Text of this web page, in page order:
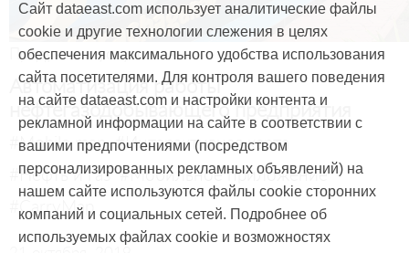
Продукты и услуги
Автоматизация работы
нефтегазодобывающего предприятия
#Mobile map #Интерактивная карта
#Нефть и газ #Мобильное приложение
#CarryMap
Сайт dataeast.com использует аналитические файлы
cookie и другие технологии слежения в целях
обеспечения максимального удобства использования
сайта посетителями. Для контроля вашего поведения
на сайте dataeast.com и настройки контента и
рекламной информации на сайте в соответствии с
вашими предпочтениями (посредством
персонализированных рекламных объявлений) на
нашем сайте используются файлы cookie сторонних
компаний и социальных сетей. Подробнее об
используемых файлах cookie и возможностях